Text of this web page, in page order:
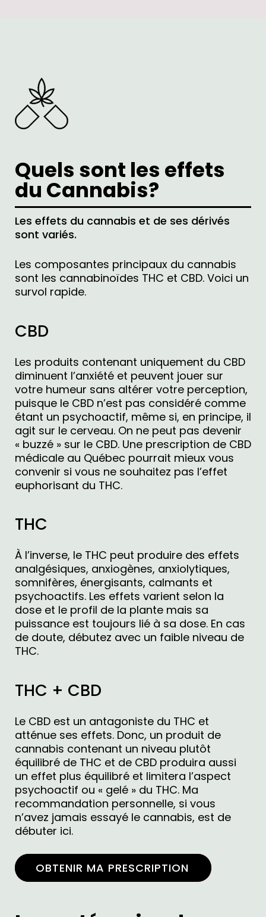
Quels sont les effets
du Cannabis?
Les effets du cannabis et de ses dérivés
sont variés.
Les composantes principaux du cannabis
sont les cannabinoïdes THC et CBD. Voici un
survol rapide.
CBD
Les produits contenant uniquement du CBD
diminuent l’anxiété et peuvent jouer sur
votre humeur sans altérer votre perception,
puisque le CBD n’est pas considéré comme
étant un psychoactif, même si, en principe, il
agit sur le cerveau. On ne peut pas devenir
« buzzé » sur le CBD. Une prescription de CBD
médicale au Québec pourrait mieux vous
convenir si vous ne souhaitez pas l’effet
euphorisant du THC.
THC
À l’inverse, le THC peut produire des effets
analgésiques, anxiogènes, anxiolytiques,
somnifères, énergisants, calmants et
psychoactifs. Les effets varient selon la
dose et le profil de la plante mais sa
puissance est toujours lié à sa dose. En cas
de doute, débutez avec un faible niveau de
THC.
THC + CBD
Le CBD est un antagoniste du THC et
atténue ses effets. Donc, un produit de
cannabis contenant un niveau plutôt
équilibré de THC et de CBD produira aussi
un effet plus équilibré et limitera l’aspect
psychoactif ou « gelé » du THC. Ma
recommandation personnelle, si vous
n’avez jamais essayé le cannabis, est de
débuter ici.
OBTENIR MA PRESCRIPTION